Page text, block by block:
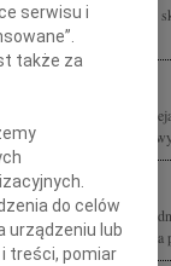
Oklejaka Rodzinie
im. Jana Pawła II...
o śmierci profesora
Profesora składamy
Oklejak
z powodu śmierci Męża
serwisu i
także za
do celów
urządzeniu lub
treści, pomiar